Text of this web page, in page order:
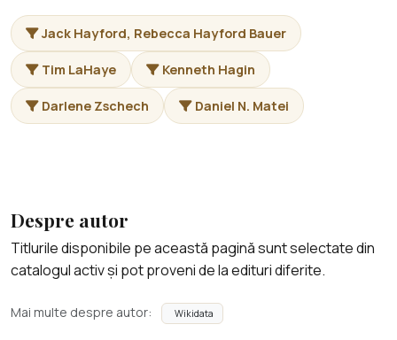
Jack Hayford, Rebecca Hayford Bauer
Tim LaHaye Kenneth Hagin
Darlene Zschech Daniel N. Matei
Despre autor
Titlurile disponibile pe această pagină sunt selectate din
catalogul activ și pot proveni de la edituri diferite.
Mai multe despre autor: Wikidata